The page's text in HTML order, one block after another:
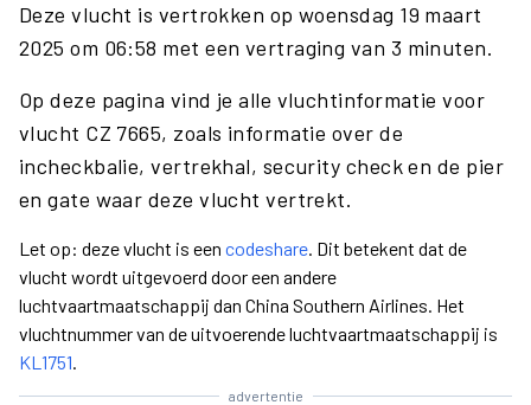
Deze vlucht is vertrokken op woensdag 19 maart
2025 om 06:58 met een vertraging van 3 minuten.
Op deze pagina vind je alle vluchtinformatie voor
vlucht CZ 7665, zoals informatie over de
incheckbalie, vertrekhal, security check en de pier
en gate waar deze vlucht vertrekt.
Let op: deze vlucht is een codeshare. Dit betekent dat de
vlucht wordt uitgevoerd door een andere
luchtvaartmaatschappij dan China Southern Airlines. Het
vluchtnummer van de uitvoerende luchtvaartmaatschappij is
KL1751.
advertentie